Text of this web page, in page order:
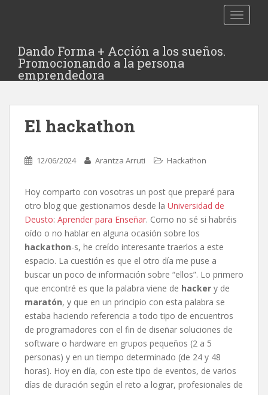
Dando Forma + Acción a los sueños.
Promocionando a la persona
emprendedora
El hackathon
12/06/2024 Arantza Arruti Hackathon
Hoy comparto con vosotras un post que preparé para
otro blog que gestionamos desde la Universidad de
Deusto: Aprender para Enseñar. Como no sé si habréis
oído o no hablar en alguna ocasión sobre los
hackathon-s, he creído interesante traerlos a este
espacio. La cuestión es que el otro día me puse a
buscar un poco de información sobre “ellos”. Lo primero
que encontré es que la palabra viene de hacker y de
maratón, y que en un principio con esta palabra se
estaba haciendo referencia a todo tipo de encuentros
de programadores con el fin de diseñar soluciones de
software o hardware en grupos pequeños (2 a 5
personas) y en un tiempo determinado (de 24 y 48
horas). Hoy en día, con este tipo de eventos, de varios
días de duración según el reto a lograr, profesionales de